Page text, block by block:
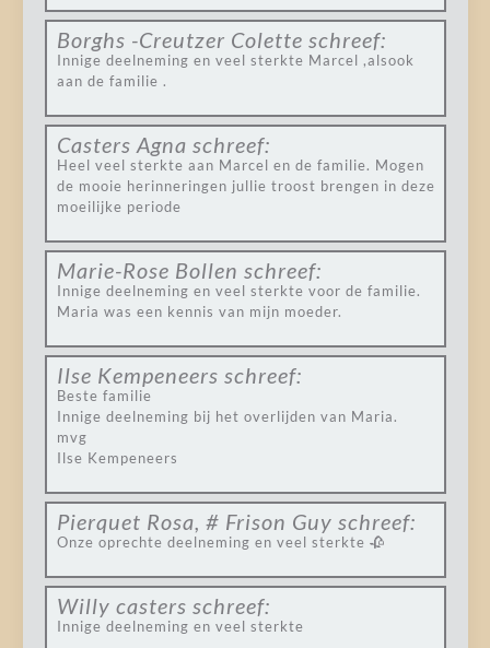
Borghs -Creutzer Colette schreef:
Innige deelneming en veel sterkte Marcel ,alsook
aan de familie .
Casters Agna schreef:
Heel veel sterkte aan Marcel en de familie. Mogen
de mooie herinneringen jullie troost brengen in deze
moeilijke periode
Marie-Rose Bollen schreef:
Innige deelneming en veel sterkte voor de familie.
Maria was een kennis van mijn moeder.
Ilse Kempeneers schreef:
Beste familie
Innige deelneming bij het overlijden van Maria.
mvg
Ilse Kempeneers
Pierquet Rosa, # Frison Guy schreef:
Onze oprechte deelneming en veel sterkte 🥀
Willy casters schreef:
Innige deelneming en veel sterkte